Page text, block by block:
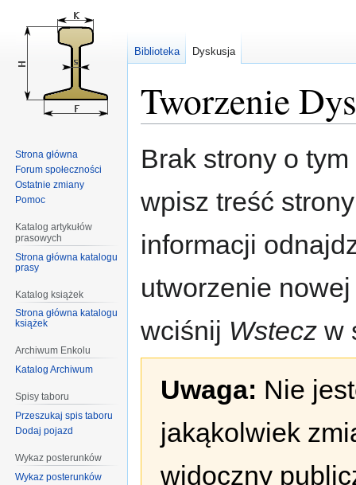
Tworzenie
do
do
Brak strony o
wpisz treść
informacji
utworzenie
wciśnij Wstecz w
Uwaga: Nie
jakąkolwiek
widoczny
Biblioteka Dyskusja
Strona główna
Forum społeczności
Ostatnie zmiany
Pomoc
Katalog artykułów
prasowych
Strona główna katalogu
prasy
Katalog książek
Strona główna katalogu
książek
Archiwum Enkolu
Katalog Archiwum
Spisy taboru
Przeszukaj spis taboru
Dodaj pojazd
Wykaz posterunków
Wykaz posterunków